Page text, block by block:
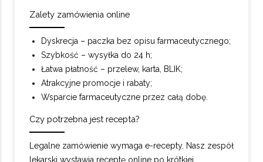
Zalety zamówienia online
Dyskrecja – paczka bez opisu farmaceutycznego;
Szybkość – wysyłka do 24 h;
Łatwa płatność – przelew, karta, BLIK;
Atrakcyjne promocje i rabaty;
Wsparcie farmaceutyczne przez całą dobę.
Czy potrzebna jest recepta?
Legalne zamówienie wymaga e-recepty. Nasz zespół
lekarski wystawia receptę online po krótkiej